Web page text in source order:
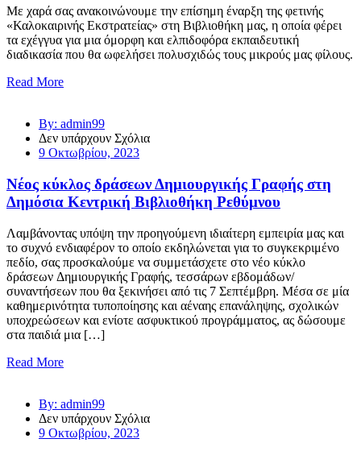
Με χαρά σας ανακοινώνουμε την επίσημη έναρξη της φετινής
«Καλοκαιρινής Εκστρατείας» στη Βιβλιοθήκη μας, η οποία φέρει
τα εχέγγυα για μια όμορφη και ελπιδοφόρα εκπαιδευτική
διαδικασία που θα ωφελήσει πολυσχιδώς τους μικρούς μας φίλους.
Read More
By: admin99
Δεν υπάρχουν Σχόλια
9 Οκτωβρίου, 2023
Νέος κύκλος δράσεων Δημιουργικής Γραφής στη
Δημόσια Κεντρική Βιβλιοθήκη Ρεθύμνου
Λαμβάνοντας υπόψη την προηγούμενη ιδιαίτερη εμπειρία μας και
το συχνό ενδιαφέρον το οποίο εκδηλώνεται για το συγκεκριμένο
πεδίο, σας προσκαλούμε να συμμετάσχετε στο νέο κύκλο
δράσεων Δημιουργικής Γραφής, τεσσάρων εβδομάδων/
συναντήσεων που θα ξεκινήσει από τις 7 Σεπτέμβρη. Μέσα σε μία
καθημερινότητα τυποποίησης και αέναης επανάληψης, σχολικών
υποχρεώσεων και ενίοτε ασφυκτικού προγράμματος, ας δώσουμε
στα παιδιά μια […]
Read More
By: admin99
Δεν υπάρχουν Σχόλια
9 Οκτωβρίου, 2023